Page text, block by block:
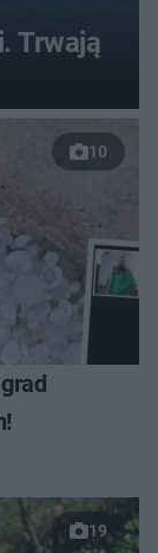
Trwają
10
19